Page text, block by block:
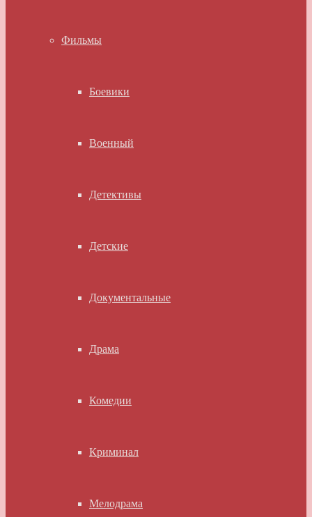
Фильмы
Боевики
Военный
Детективы
Детские
Документальные
Драма
Комедии
Криминал
Мелодрама